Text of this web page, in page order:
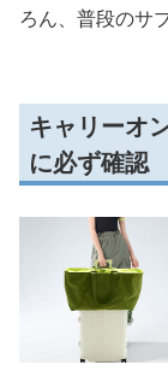
ろん、普段のサ
キャリーオ
に必ず確認